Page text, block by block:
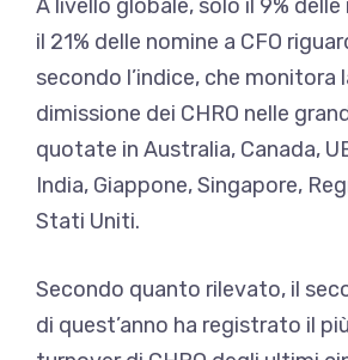
A livello globale, solo il 9% delle
il 21% delle nomine a CFO
secondo l’indice, che monitora
dimissione dei CHRO nelle
quotate in Australia, Canada,
India, Giappone, Singapore,
Stati Uniti.
Secondo quanto rilevato, il
di quest’anno ha registrato il